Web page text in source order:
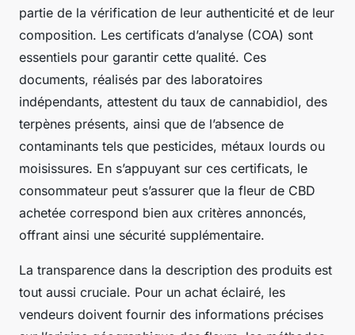
partie de la vérification de leur authenticité et de leur
composition. Les certificats d’analyse (COA) sont
essentiels pour garantir cette qualité. Ces
documents, réalisés par des laboratoires
indépendants, attestent du taux de cannabidiol, des
terpènes présents, ainsi que de l’absence de
contaminants tels que pesticides, métaux lourds ou
moisissures. En s’appuyant sur ces certificats, le
consommateur peut s’assurer que la fleur de CBD
achetée correspond bien aux critères annoncés,
offrant ainsi une sécurité supplémentaire.
La transparence dans la description des produits est
tout aussi cruciale. Pour un achat éclairé, les
vendeurs doivent fournir des informations précises